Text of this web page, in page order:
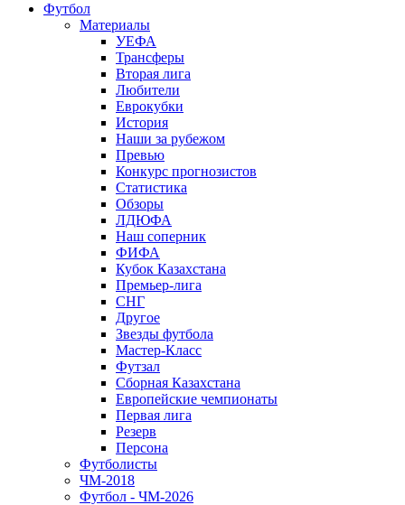
Футбол
Материалы
УЕФА
Трансферы
Вторая лига
Любители
Еврокубки
История
Наши за рубежом
Превью
Конкурс прогнозистов
Статистика
Обзоры
ЛДЮФА
Наш соперник
ФИФА
Кубок Казахстана
Премьер-лига
СНГ
Другое
Звезды футбола
Мастер-Класс
Футзал
Сборная Казахстана
Европейские чемпионаты
Первая лига
Резерв
Персона
Футболисты
ЧМ-2018
Футбол - ЧМ-2026